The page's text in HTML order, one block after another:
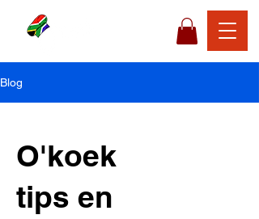
Blog
O'koek
tips en